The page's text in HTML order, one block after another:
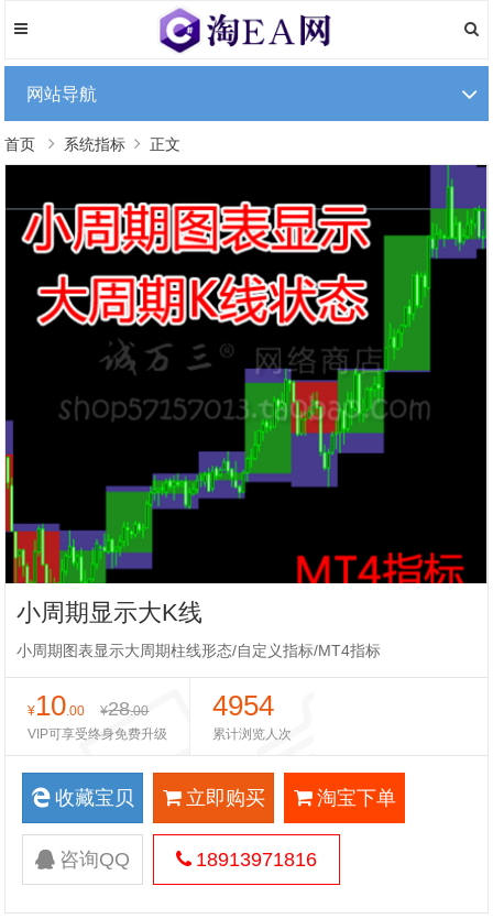
网站导航
首页 系统指标 正文
小周期显示大K线
小周期图表显示大周期柱线形态/自定义指标/MT4指标
¥10.00 ¥28.00
VIP可享受终身免费升级
4954
累计浏览人次
收藏宝贝 立即购买 淘宝下单
咨询QQ 18913971816